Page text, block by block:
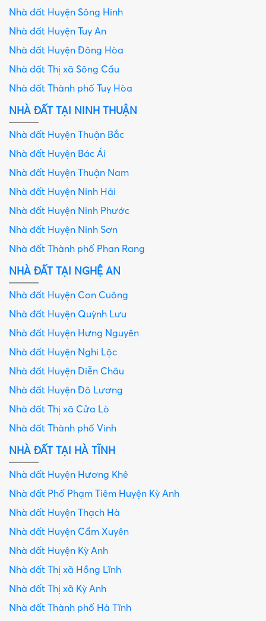
Nhà đất Huyện Sông Hinh
Nhà đất Huyện Tuy An
Nhà đất Huyện Đông Hòa
Nhà đất Thị xã Sông Cầu
Nhà đất Thành phố Tuy Hòa
NHÀ ĐẤT TẠI NINH THUẬN
Nhà đất Huyện Thuận Bắc
Nhà đất Huyện Bác Ái
Nhà đất Huyện Thuận Nam
Nhà đất Huyện Ninh Hải
Nhà đất Huyện Ninh Phước
Nhà đất Huyện Ninh Sơn
Nhà đất Thành phố Phan Rang
NHÀ ĐẤT TẠI NGHỆ AN
Nhà đất Huyện Con Cuông
Nhà đất Huyện Quỳnh Lưu
Nhà đất Huyện Hưng Nguyên
Nhà đất Huyện Nghi Lộc
Nhà đất Huyện Diễn Châu
Nhà đất Huyện Đô Lương
Nhà đất Thị xã Cửa Lò
Nhà đất Thành phố Vinh
NHÀ ĐẤT TẠI HÀ TĨNH
Nhà đất Huyện Hương Khê
Nhà đất Phố Phạm Tiêm Huyện Kỳ Anh
Nhà đất Huyện Thạch Hà
Nhà đất Huyện Cẩm Xuyên
Nhà đất Huyện Kỳ Anh
Nhà đất Thị xã Hồng Lĩnh
Nhà đất Thị xã Kỳ Anh
Nhà đất Thành phố Hà Tĩnh